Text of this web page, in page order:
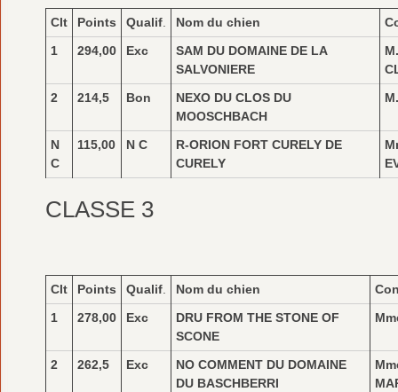
Clt Points Qualif Nom du chien
1
294,00 Exc
SAM DU DOMAINE DE LA
SALVONIERE
2
214,5 Bon
NEXO DU CLOS DU
MOOSCHBACH
N
C
115,00 N C
R-ORION FORT CURELY DE
CURELY
CLASSE 3
Clt Points Qualif Nom du chien
1
278,00 Exc
DRU FROM THE STONE OF
SCONE
2 262,5 Exc
NO COMMENT DU DOMAINE
DU BASCHBERRI